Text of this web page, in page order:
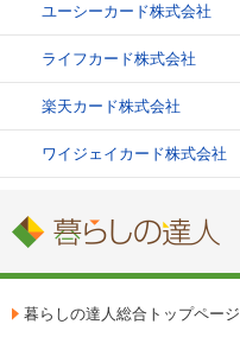
ユーシーカード株式会社
ライフカード株式会社
楽天カード株式会社
ワイジェイカード株式会社
暮らしの達人総合トップページ